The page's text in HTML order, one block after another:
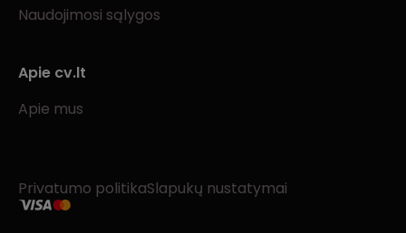
Naudojimosi sąlygos
Apie cv.lt
Apie mus
Privatumo politikaSlapukų nustatymai